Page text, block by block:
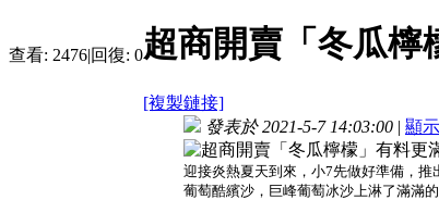
查看: 2476|回復: 0超商開賣「冬瓜檸
[複製鏈接]
發表於 2021-5-7 14:03:00 | 顯
迎接炎熱夏天到來，小7先做好準備，
葡萄酷繽沙，巨峰葡萄冰沙上淋了滿滿